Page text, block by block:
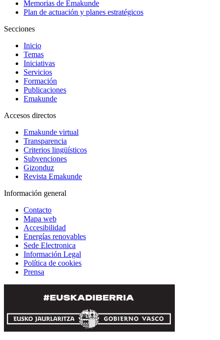
Memorias de Emakunde
Plan de actuación y planes estratégicos
Secciones
Inicio
Temas
Iniciativas
Servicios
Formación
Publicaciones
Emakunde
Accesos directos
Emakunde virtual
Transparencia
Criterios lingüísticos
Subvenciones
Gizonduz
Revista Emakunde
Información general
Contacto
Mapa web
Accesibilidad
Energías renovables
Sede Electronica
Información Legal
Política de cookies
Prensa